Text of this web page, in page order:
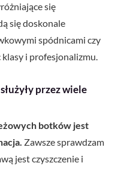
się
się doskonale
spódnicami czy
i profesjonalizmu.
przez wiele
botków jest
Zawsze sprawdzam
jest czyszczenie i